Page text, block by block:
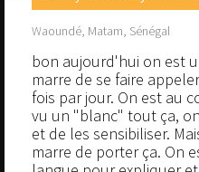
Waoundé, Matam, Sénégal
bon aujourd'hui on est
marre de se faire
fois par jour. On est au
vu un "blanc" tout ça,
et de les sensibiliser.
marre de porter ça. On